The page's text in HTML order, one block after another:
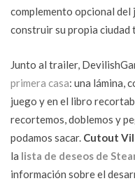
complemento opcional
construir su propia ciudad
Junto al trailer,
primera casa: una lámina,
juego y en el libro
recortemos, doblemos y
podamos sacar. Cutout
la lista de deseos de
información sobre el